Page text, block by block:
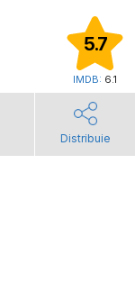
5.7
IMDB: 6.1
Distribuie